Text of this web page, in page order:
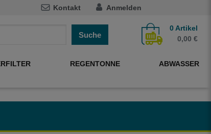
Kontakt Anmelden
Suche
0Artikel
0,00 €
REGENTONNE ABWASSER